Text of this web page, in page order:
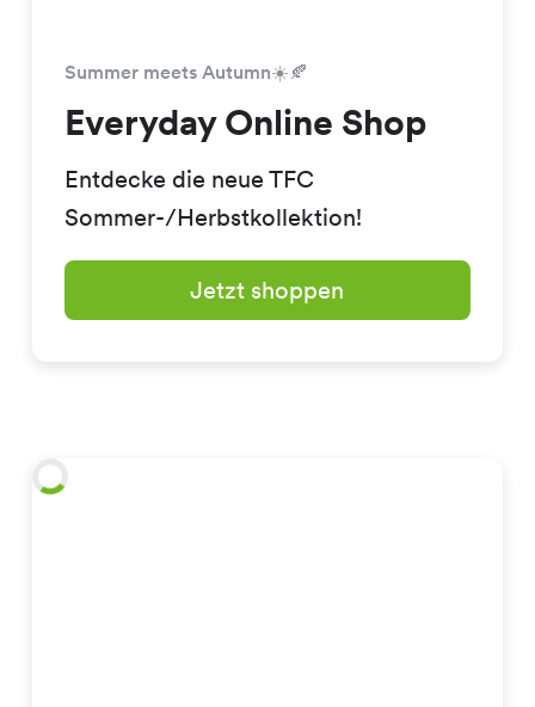
Summer meets Autumn☀️🍂
Everyday Online Shop
Entdecke die neue TFC
Sommer-/Herbstkollektion!
Jetzt shoppen